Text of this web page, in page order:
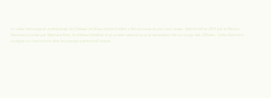
La valeur historique et architecturale du Château de Braux-Sainte-Cohière a été reconnue au plus haut niveau. Sélectionné en 2019 par la Mission
Patrimoine portée par Stéphane Bern, le château bénéficie d'un soutien national pour la restauration de son Logis des Officiers. Cette distinction
souligne son importance dans le paysage patrimonial français